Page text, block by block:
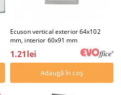
Ecuson vertical exterior 64x102
mm, interior 60x91 mm
1.21lei